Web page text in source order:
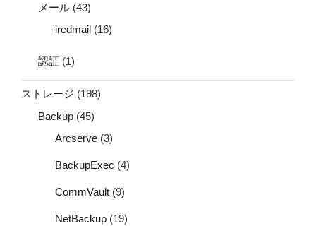
メール (43)
iredmail (16)
認証 (1)
ストレージ (198)
Backup (45)
Arcserve (3)
BackupExec (4)
CommVault (9)
NetBackup (19)